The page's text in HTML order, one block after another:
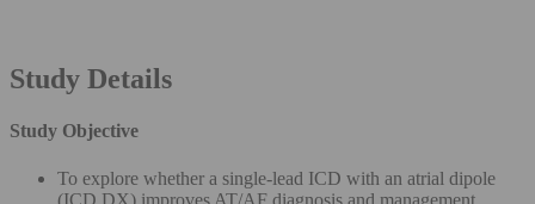
Study Details
Study Objective
To explore whether a single-lead ICD with an atrial dipole
(ICD DX) improves AT/AF diagnosis and management